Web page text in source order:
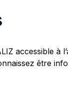
accessible
être